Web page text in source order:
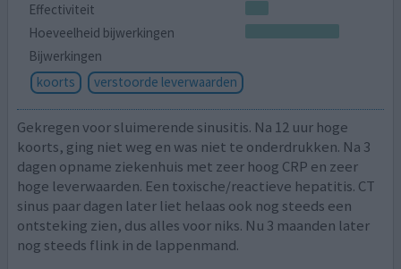
Effectiviteit
Hoeveelheid bijwerkingen
Bijwerkingen
koorts
verstoorde leverwaarden
Gekregen voor sluimerende sinusitis. Na 12 uur hoge
koorts, ging niet weg en was niet te onderdrukken. Na 3
dagen opname ziekenhuis met zeer hoog CRP en zeer
hoge leverwaarden. Een toxische/reactieve hepatitis. CT
sinus paar dagen later liet helaas ook nog steeds een
ontsteking zien, dus alles voor niks. Nu 3 maanden later
nog steeds flink in de lappenmand.